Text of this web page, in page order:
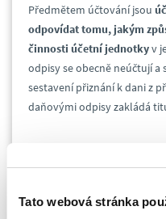
Tato webová stránka
Předmětem účtování jsou
odpovídat tomu, jakým
činnosti účetní jednotkyv
odpisy se obecně neúčtují
sestavení přiznání k dani z
daňovými odpisy zakládá
Rezervy jsou určeny k